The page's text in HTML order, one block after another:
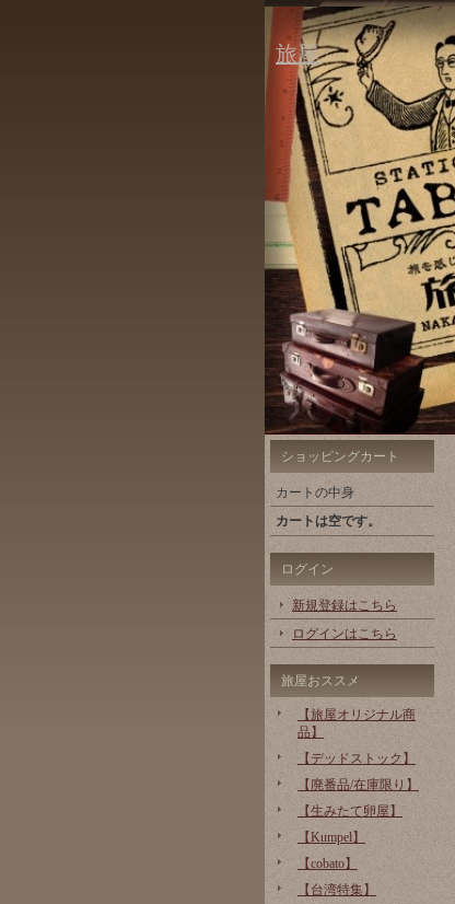
旅屋
ショッピングカート
カートの中身
カートは空です。
ログイン
新規登録はこちら
ログインはこちら
旅屋おススメ
【旅屋オリジナル商
品】
【デッドストック】
【廃番品/在庫限り】
【生みたて卵屋】
【Kumpel】
【cobato】
【台湾特集】